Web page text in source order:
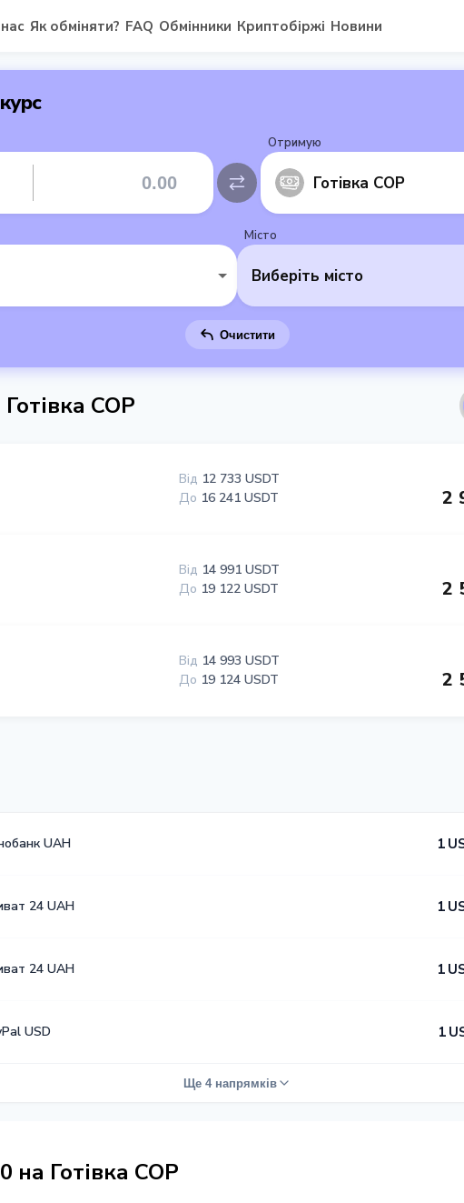
Як обміняти? FAQ Обмінники Криптобіржі Новини
Отримую
Готівка COP
Місто
Виберіть місто
Очистити
COP
2
Від 12 733 USDT
До 16 241 USDT
2
Від 14 991 USDT
До 19 122 USDT
2
Від 14 993 USDT
До 19 124 USDT
UAH 1
24 UAH 1
24 UAH 1
USD 1
Ще 4 напрямків
на Готівка COP